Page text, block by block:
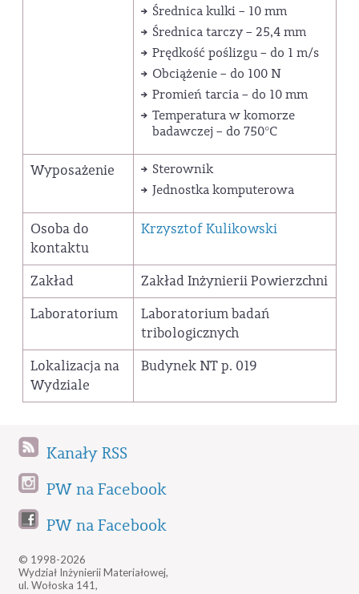
Średnica kulki – 10 mm
Średnica tarczy – 25,4 mm
Prędkość poślizgu – do 1 m/s
Obciążenie – do 100 N
Promień tarcia – do 10 mm
Temperatura w komorze
badawczej – do 750°C
Wyposażenie
Sterownik
Jednostka komputerowa
Osoba do
kontaktu
Krzysztof Kulikowski
Zakład
Zakład Inżynierii Powierzchni
Laboratorium
Laboratorium badań
tribologicznych
Lokalizacja na
Wydziale
Budynek NT p. 019
Kanały RSS
PW na Facebook
PW na Facebook
© 1998-2026
Wydział Inżynierii Materiałowej,
ul. Wołoska 141,